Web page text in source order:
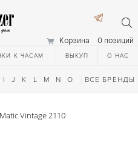
Корзина 0 позиций
К ЧАСАМ ВЫКУП О НАС
I J K L M N O Q R S T
ВСЕ БРЕНДЫ
Vintage 2110